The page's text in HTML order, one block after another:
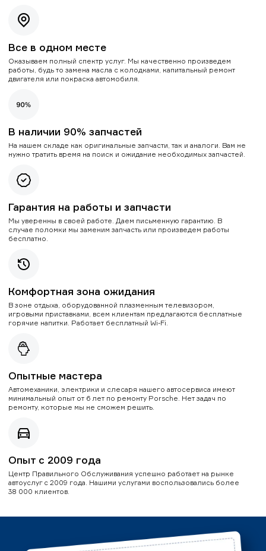
Все в одном месте
Оказываем полный спектр услуг. Мы качественно произведем
работы, будь то замена масла с колодками, капитальный ремонт
двигателя или покраска автомобиля.
В наличии 90% запчастей
На нашем складе как оригинальные запчасти, так и аналоги. Вам не
нужно тратить время на поиск и ожидание необходимых запчастей.
Гарантия на работы и запчасти
Мы уверенны в своей работе. Даем письменную гарантию. В
случае поломки мы заменим запчасть или произведем работы
бесплатно.
Комфортная зона ожидания
В зоне отдыха, оборудованной плазменным телевизором,
игровыми приставками, всем клиентам предлагаются бесплатные
горячие напитки. Работает бесплатный Wi-Fi.
Опытные мастера
Автомеханики, электрики и слесаря нашего автосервиса имеют
минимальный опыт от 6 лет по ремонту Porsche. Нет задач по
ремонту, которые мы не сможем решить.
Опыт с 2009 года
Центр Правильного Обслуживания успешно работает на рынке
автоуслуг с 2009 года. Нашими услугами воспользовались более
38 000 клиентов.